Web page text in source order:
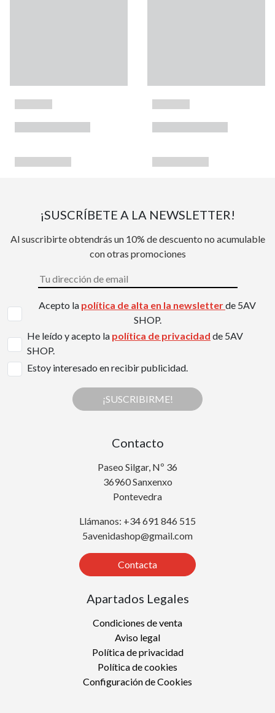
¡SUSCRÍBETE A LA NEWSLETTER!
Al suscribirte obtendrás un 10% de descuento no acumulable
con otras promociones
Acepto la política de alta en la newsletterde 5AV
SHOP.
He leído y acepto la política de privacidad de 5AV
SHOP.
Estoy interesado en recibir publicidad.
¡SUSCRIBIRME!
Contacto
Paseo Silgar, Nº 36
36960 Sanxenxo
Pontevedra
Llámanos: +34 691 846 515
5avenidashop@gmail.com
Contacta
Apartados Legales
Condiciones de venta
Aviso legal
Política de privacidad
Política de cookies
Configuración de Cookies